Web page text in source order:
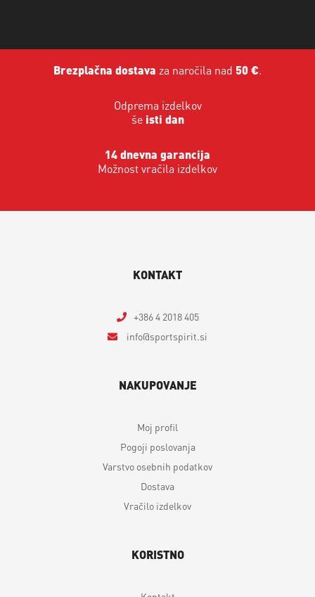
Brezplačna dostava za naročila nad 50 €.
Odprema izdelkov
še isti dan
14 dnevna garancija
Možnost vračila izdelkov
KONTAKT
+386 4 2018 405
info
sportspirit.si
NAKUPOVANJE
Moj profil
Pogoji poslovanja
Varstvo osebnih podatkov
Dostava
Vračilo izdelkov
KORISTNO